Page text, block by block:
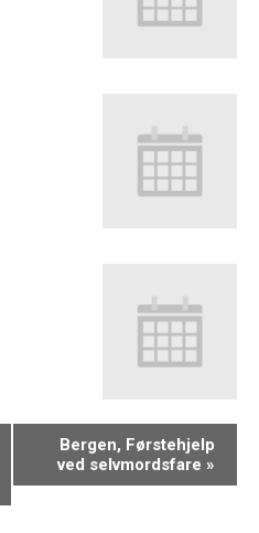
Bergen, Førstehjelp
ved selvmordsfare »